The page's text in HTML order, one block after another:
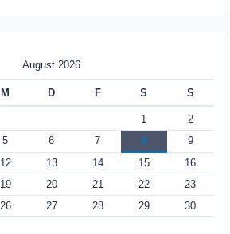
August 2026
M D F S S
1
2
5 6 7 8
9
12 13 14 15
16
19 20 21 22
23
26 27 28 29
30